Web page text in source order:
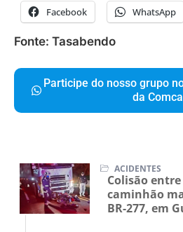
Facebook WhatsApp
Fonte: Tasabendo
Participe do nosso grupo
da
ACIDENTES
Colisão
caminhão
BR-277, em